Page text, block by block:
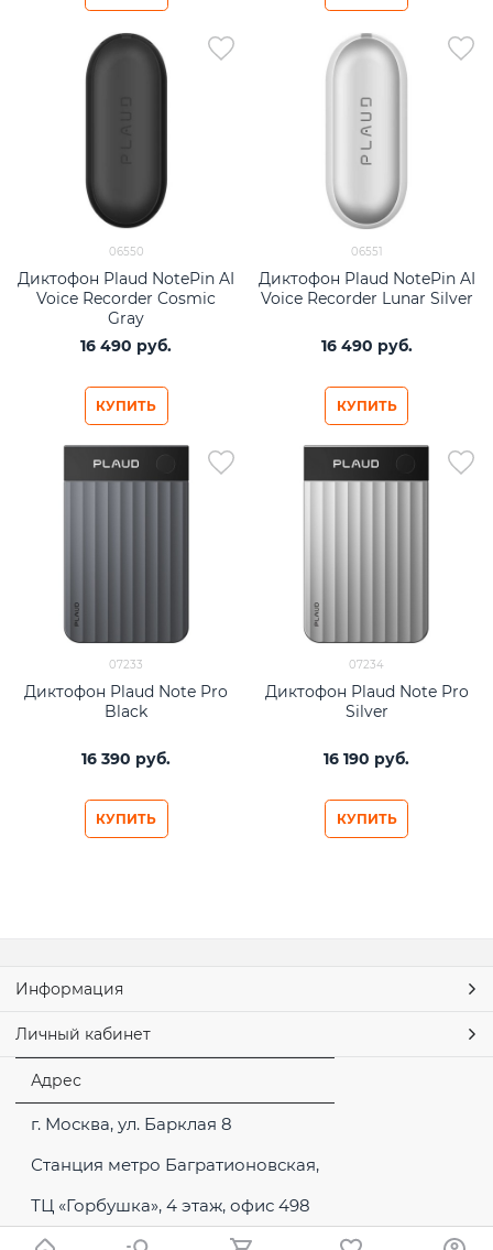
06550
Диктофон Plaud NotePin AI
Voice Recorder Cosmic
Gray
16 490 руб.
КУПИТЬ
06551
Диктофон Plaud NotePin AI
Voice Recorder Lunar Silver
16 490 руб.
КУПИТЬ
07233
Диктофон Plaud Note Pro
Black
16 390 руб.
КУПИТЬ
07234
Диктофон Plaud Note Pro
Silver
16 190 руб.
КУПИТЬ
Информация
Личный кабинет
Адрес
г. Москва, ул. Барклая 8
Станция метро Багратионовская,
ТЦ «Горбушка», 4 этаж, офис 498